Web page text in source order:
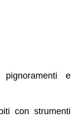
pignoramenti e
con strumenti